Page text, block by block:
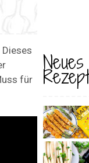
für